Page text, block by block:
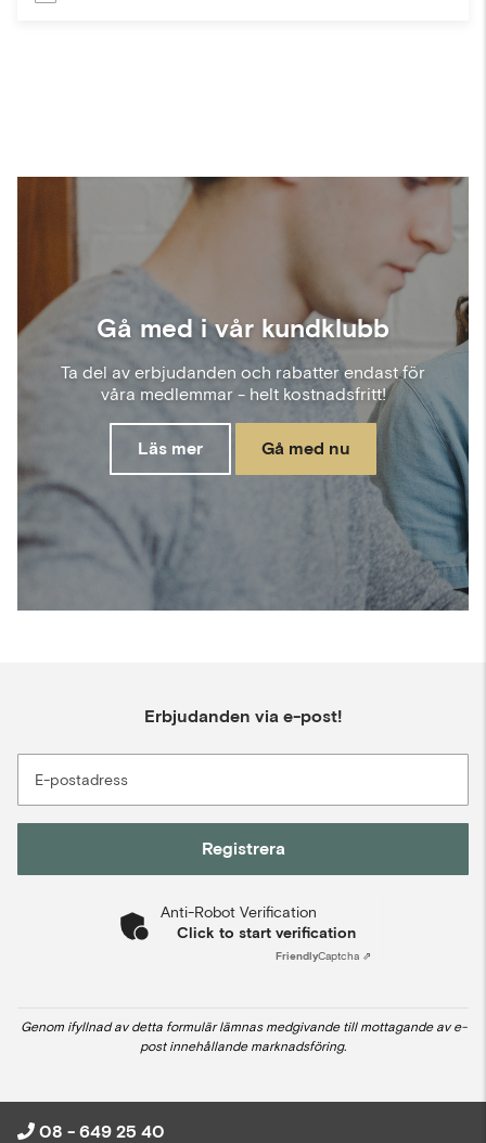
Gå med i vår kundklubb
Ta del av erbjudanden och rabatter endast för
våra medlemmar - helt kostnadsfritt!
Läs mer Gå med nu
Erbjudanden via e-post!
E-postadress
Registrera
Anti-Robot Verification
Click to start verification
FriendlyCaptcha ⇗
Genom ifyllnad av detta formulär lämnas medgivande till mottagande av e-
post innehållande marknadsföring.
08 - 649 25 40